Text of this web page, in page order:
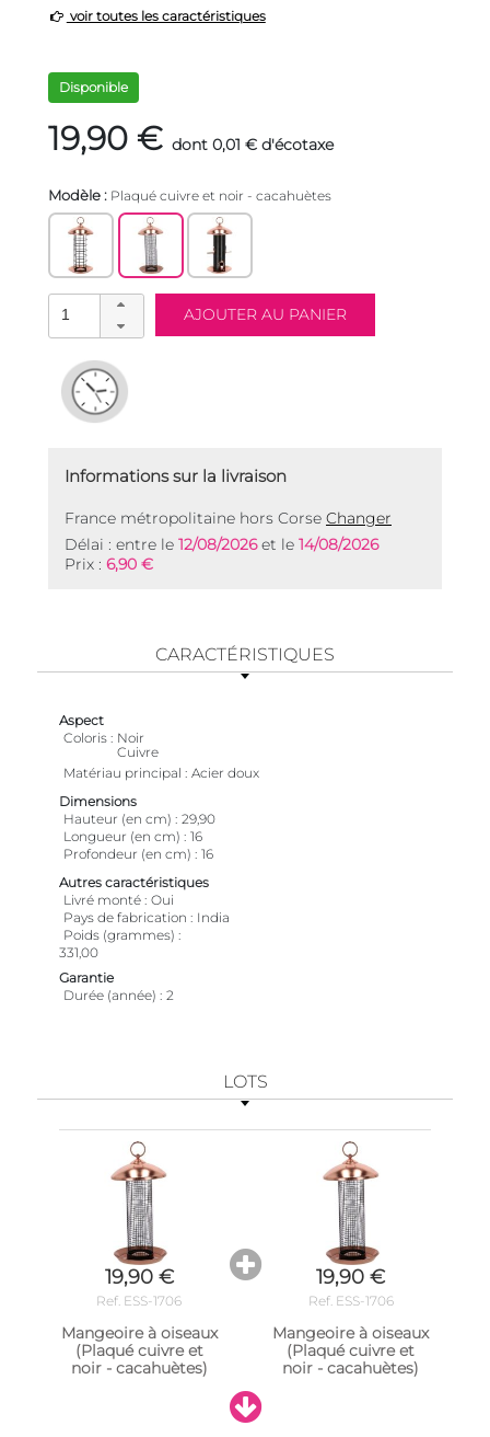
voir toutes les caractéristiques
Disponible
19,90 € dont 0,01 € d'écotaxe
Modèle : Plaqué cuivre et noir - cacahuètes
Informations sur la livraison
France métropolitaine hors Corse Changer
Délai : entre le 12/08/2026et le 14/08/2026
Prix : 6,90 €
CARACTÉRISTIQUES
Aspect
Coloris
Noir
Cuivre
Matériau principal
Acier doux
Dimensions
Hauteur (en cm)
29,90
Longueur (en cm)
16
Profondeur (en cm)
16
Autres caractéristiques
Livré monté Oui
Pays de fabrication
India
Poids (grammes)
331,00
Garantie
Durée (année)
2
LOTS
19,90 €
Ref. ESS-1706
Mangeoire à oiseaux
(Plaqué cuivre et
noir - cacahuètes)
19,90 €
Ref. ESS-1706
Mangeoire à oiseaux
(Plaqué cuivre et
noir - cacahuètes)